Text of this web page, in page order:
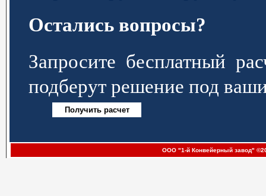
Остались вопросы?
Запросите бесплатный
подберут решение под
ООО "1-й Конвейерный завод"